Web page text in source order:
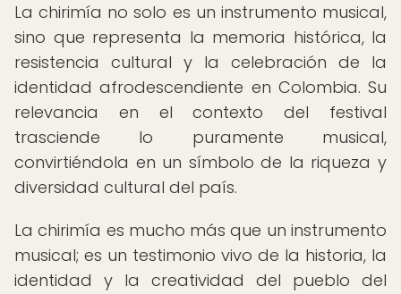
La chirimía no solo es un instrumento musical,
sino que representa la memoria histórica, la
resistencia cultural y la celebración de la
identidad afrodescendiente en Colombia. Su
relevancia en el contexto del festival
trasciende lo puramente musical,
convirtiéndola en un símbolo de la riqueza y
diversidad cultural del país.
La chirimía es mucho más que un instrumento
musical; es un testimonio vivo de la historia, la
identidad y la creatividad del pueblo del